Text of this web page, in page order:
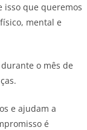
isso que queremos
mental e
o mês de
e ajudam a
é